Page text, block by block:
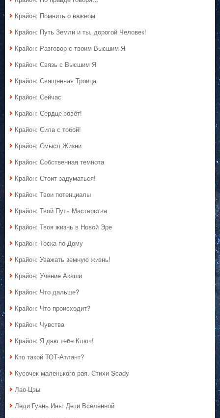
Крайон: Помнить о важном
Крайон: Путь Земли и ты, дорогой Человек!
Крайон: Разговор с твоим Высшим Я
Крайон: Связь с Высшим Я
Крайон: Священная Троица
Крайон: Сейчас
Крайон: Сердце зовёт!
Крайон: Сила с тобой!
Крайон: Смысл Жизни
Крайон: Собственная темнота
Крайон: Стоит задуматься!
Крайон: Твои потенциалы
Крайон: Твой Путь Мастерства
Крайон: Твоя жизнь в Новой Эре
Крайон: Тоска по Дому
Крайон: Уважать земную жизнь!
Крайон: Учение Акаши
Крайон: Что дальше?
Крайон: Что происходит?
Крайон: Чувства
Крайон: Я даю тебе Ключ!
Кто такой ТОТ-Атлант?
Кусочек маленького рая. Стихи Scady
Лао-Цзы
Леди Гуань Инь: Дети Вселенной